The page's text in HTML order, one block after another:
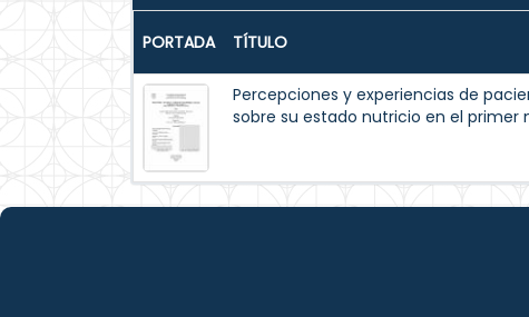
PORTADA TÍTULO
Percepciones y experiencias de
sobre su estado nutricio en el primer